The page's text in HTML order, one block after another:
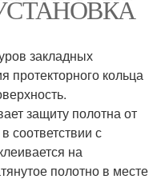
закладных
протекторного кольца
защиту полотна от
соответствии с
на
полотно в месте